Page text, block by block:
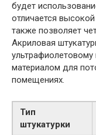
будет
отличается
также позволяет
Акриловая
материалом для
помещениях.
Тип
штукатурки